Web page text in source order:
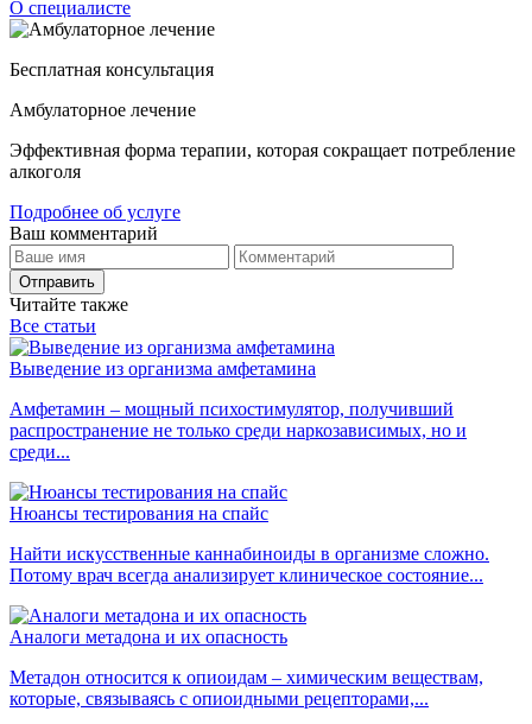
О специалисте
Бесплатная консультация
Амбулаторное лечение
Эффективная форма терапии, которая сокращает потребление
алкоголя
Подробнее об услуге
Ваш комментарий
Отправить
Читайте также
Все статьи
Выведение из организма амфетамина
Амфетамин – мощный психостимулятор, получивший
распространение не только среди наркозависимых, но и
среди...
Нюансы тестирования на спайс
Найти искусственные каннабиноиды в организме сложно.
Потому врач всегда анализирует клиническое состояние...
Аналоги метадона и их опасность
Метадон относится к опиоидам – химическим веществам,
которые, связываясь с опиоидными рецепторами,...